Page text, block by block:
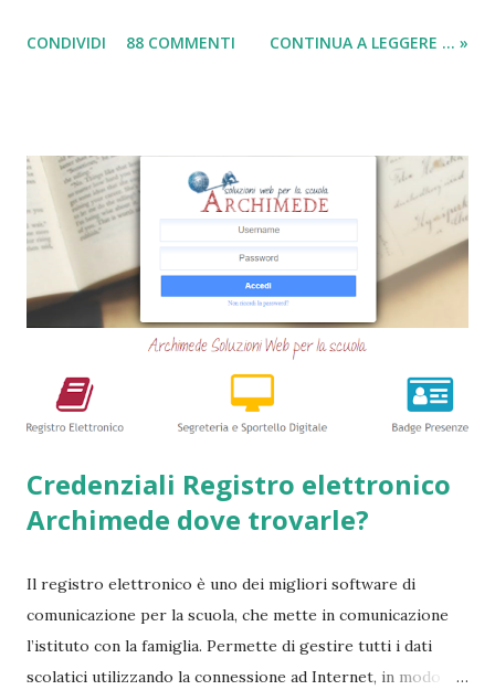
ancora da varie compagnie in Italia. Nella seguente guida,
altrettante hanno deciso di non concedere più queste
tipologie di prestiti a cambiali. Comunque sia, ancora oggi
esiste qualche possibilità, (fortunatamente per molti
cittadini) di accedere a questi prodotti. Ecco perchè
abbiamo deciso di creare questa guida dettagliata. Nel
frattempo, se volete potete anche consultare le seguenti
guide => Come accedere a prestiti dopo essere stati
segnalati al Crif - Prest...
CONDIVIDI 88 COMMENTI CONTINUA A LEGGERE ... »
Credenziali Registro elettronico
Archimede dove trovarle?
Il registro elettronico è uno dei migliori software di
comunicazione per la scuola, che mette in comunicazione
l’istituto con la famiglia. Permette di gestire tutti i dati
scolatici utilizzando la connessione ad Internet, in modo